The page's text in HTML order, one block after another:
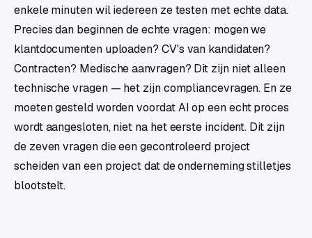
enkele minuten wil iedereen ze testen met echte data.
Precies dan beginnen de echte vragen: mogen we
klantdocumenten uploaden? CV's van kandidaten?
Contracten? Medische aanvragen? Dit zijn niet alleen
technische vragen — het zijn compliancevragen. En ze
moeten gesteld worden voordat AI op een echt proces
wordt aangesloten, niet na het eerste incident. Dit zijn
de zeven vragen die een gecontroleerd project
scheiden van een project dat de onderneming stilletjes
blootstelt.